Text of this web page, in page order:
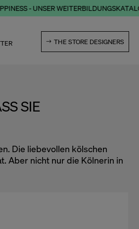
- UNSER
THE STORE DESIGNERS
SIE Ü
Die liebevollen kölschen
Aber nicht nur die Kölnerin in